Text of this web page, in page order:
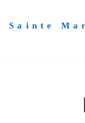
Aller
Sainte